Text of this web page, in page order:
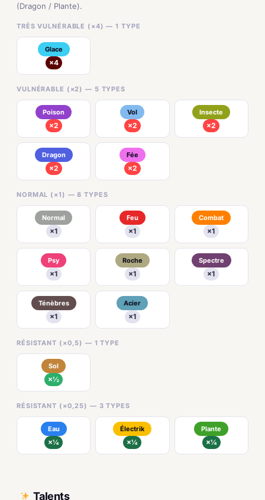
(Dragon / Plante).
TRÈS VULNÉRABLE (×4) — 1 TYPE
Glace
×4
VULNÉRABLE (×2) — 5 TYPES
Poison
×2
Vol
×2
Insecte
×2
Dragon
×2
Fée
×2
NORMAL (×1) — 8 TYPES
Normal
×1
Feu
×1
Combat
×1
Psy
×1
Roche
×1
Spectre
×1
Ténèbres
×1
Acier
×1
RÉSISTANT (×0,5) — 1 TYPE
Sol
×½
RÉSISTANT (×0,25) — 3 TYPES
Eau
×¼
Électrik
×¼
Plante
×¼
Talents